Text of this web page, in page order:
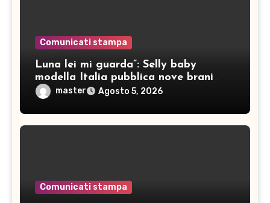
Comunicati stampa
Luna lei mi guarda”: Selly baby
modella Italia pubblica nove brani
ineditimaster Agosto 5, 2026
Comunicati stampa